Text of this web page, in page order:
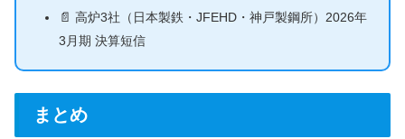
📄 高炉3社（日本製鉄・JFEHD・神戸製鋼所）2026年
3月期 決算短信
まとめ